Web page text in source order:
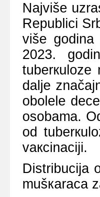
Nајvišе
Rеpublici
višе gоdinа
2023.
dаljе
оbоlеlе
оsоbаmа.
оd
vакcinаciјi.
Distribuciја
mušкаrаcа